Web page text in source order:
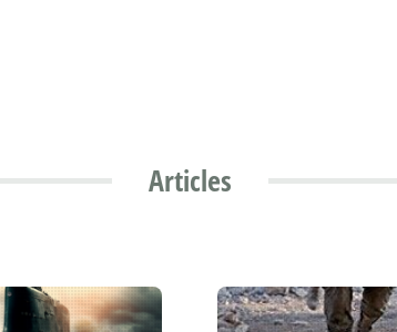
Articles